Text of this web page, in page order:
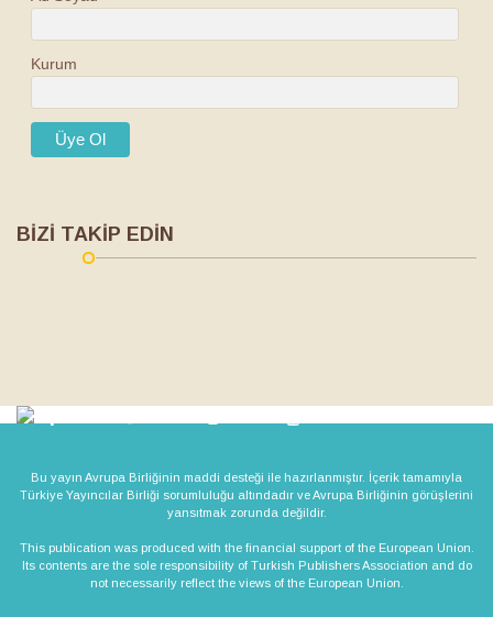
Kurum
BİZİ TAKİP EDİN
Bu yayın Avrupa Birliğinin maddi desteği ile hazırlanmıştır. İçerik tamamıyla
Türkiye Yayıncılar Birliği sorumluluğu altındadır ve Avrupa Birliğinin görüşlerini
yansıtmak zorunda değildir.
This publication was produced with the financial support of the European Union.
Its contents are the sole responsibility of Turkish Publishers Association and do
not necessarily reflect the views of the European Union.